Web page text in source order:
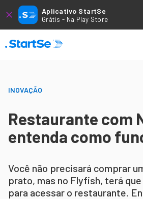
Aplicativo StartSe
Grátis - Na Play Store
INOVAÇÃO
Restaurante com
entenda como
Você não precisará comprar
prato, mas no Flyfish, terá
para acessar o restaurante.